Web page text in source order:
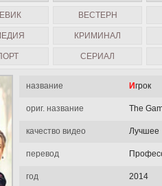
название Игрок
ориг. название The
качество видео Лучшее
перевод
год 2014
ВЕСТЕРН
КРИМИНАЛ
СЕРИАЛ